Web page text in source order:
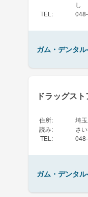
し
TEL :
ガム・デンタ
ドラッグス
住所:
埼
読み:
さ
TEL :
ガム・デンタ